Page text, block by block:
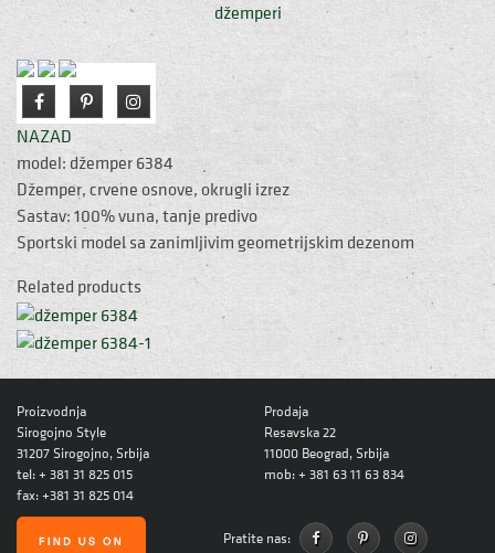
džemperi
NAZAD
model: džemper 6384
Džemper, crvene osnove, okrugli izrez
Sastav: 100% vuna, tanje predivo
Sportski model sa zanimljivim geometrijskim dezenom
Related products
Proizvodnja
Sirogojno Style
31207 Sirogojno, Srbija
tel: + 381 31 825 015
fax: +381 31 825 014
Prodaja
Resavska 22
11000 Beograd, Srbija
mob: + 381 63 11 63 834
Pratite nas: